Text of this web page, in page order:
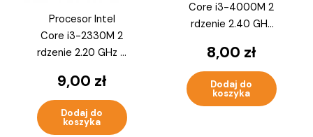
Procesor Intel
Core i3-2330M 2
rdzenie 2.20 GHz 3
SR04J
9,00 zł
Dodaj do
koszyka
Core i3-4000M 2
rdzenie 2.40 GHz
SR1HC
8,00 zł
Dodaj do
koszyka